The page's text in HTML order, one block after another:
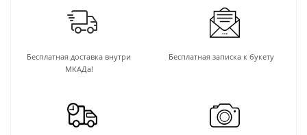
Бесплатная доставка внутри
МКАДа!
Бесплатная записка к букету